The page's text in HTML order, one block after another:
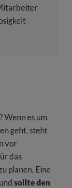
Wenn es um
geht, steht
vor
das
planen. Eine
sollte den